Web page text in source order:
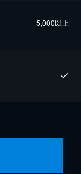
5,000以上